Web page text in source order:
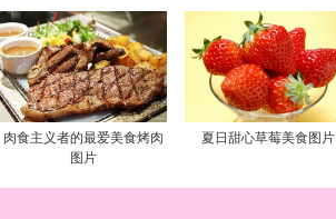
肉食主义者的最爱美食烤肉
图片
夏日甜心草莓美食图片